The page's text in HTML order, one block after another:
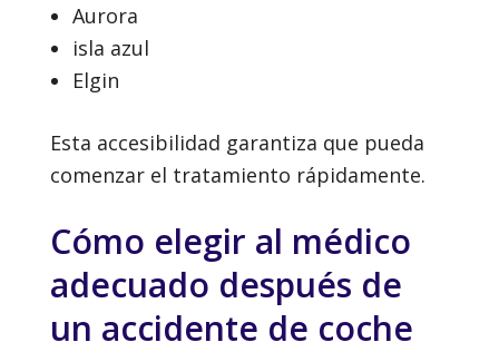
Aurora
isla azul
Elgin
Esta accesibilidad garantiza que pueda
comenzar el tratamiento rápidamente.
Cómo elegir al médico
adecuado después de
un accidente de coche